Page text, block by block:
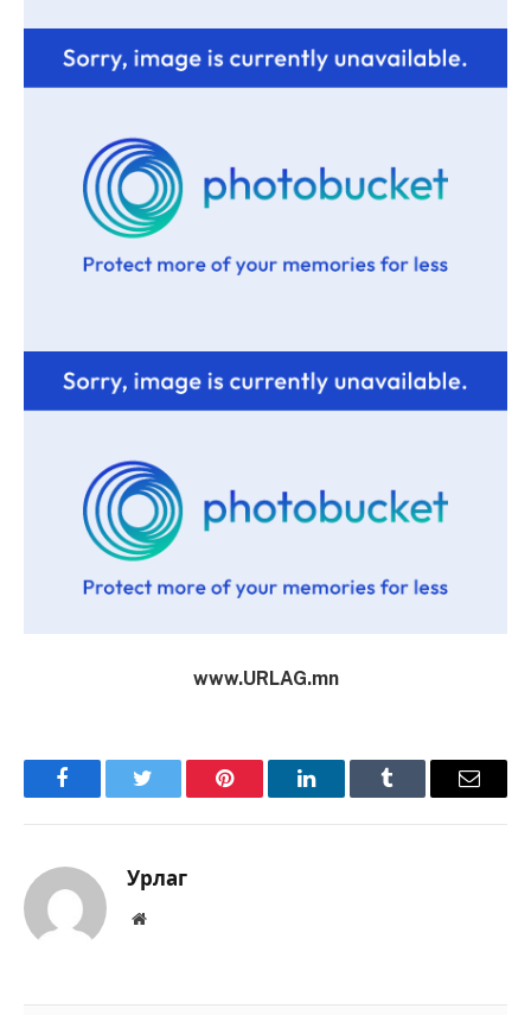
www.URLAG.mn
FacebookTwitter Pinterest LinkedInTumblr Имэйл
Урлаг
Вэбсайт